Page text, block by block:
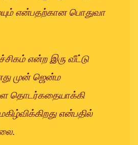
என்பதற்கான பொதுவா
என்ற இரு வீட்டு
முன் ஜென்ம
தொடர்கதையாக்கி
என்பதில்